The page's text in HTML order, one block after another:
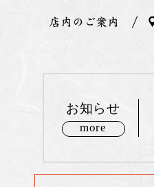
お知らせ
more